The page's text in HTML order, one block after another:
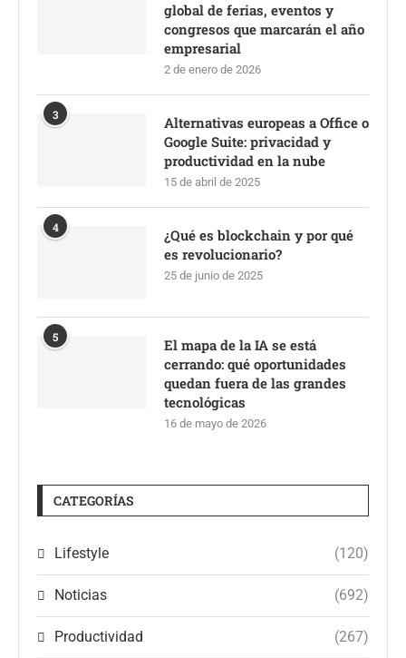
global de ferias, eventos y
congresos que marcarán el año
empresarial
2 de enero de 2026
3
Alternativas europeas a Office o
Google Suite: privacidad y
productividad en la nube
15 de abril de 2025
4
¿Qué es blockchain y por qué
es revolucionario?
25 de junio de 2025
5
El mapa de la IA se está
cerrando: qué oportunidades
quedan fuera de las grandes
tecnológicas
16 de mayo de 2026
CATEGORÍAS
Lifestyle (120)
Noticias (692)
Productividad (267)